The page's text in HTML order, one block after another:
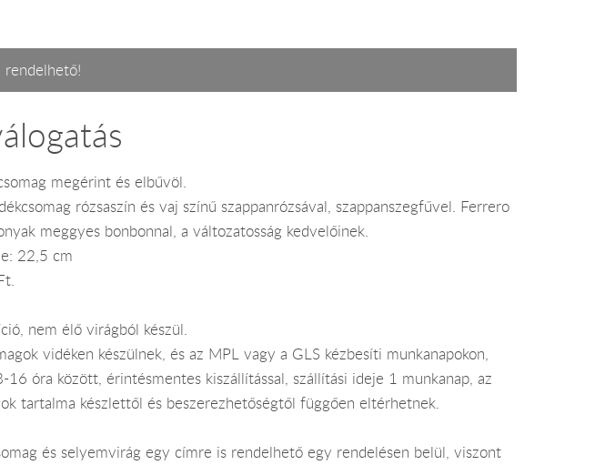
megérint és elbűvöl.
rózsaszín és vaj színű szappanrózsával, szappanszegfűvel. Ferrero
meggyes bonbonnal, a változatosság kedvelőinek.
22,5 cm
nem élő virágból készül.
vidéken készülnek, és az MPL vagy a GLS kézbesíti munkanapokon,
16 óra között, érintésmentes kiszállítással, szállítási ideje 1 munkanap, az
tartalma készlettől és beszerezhetőségtől függően eltérhetnek.
és selyemvirág egy címre is rendelhető egy rendelésen belül, viszont